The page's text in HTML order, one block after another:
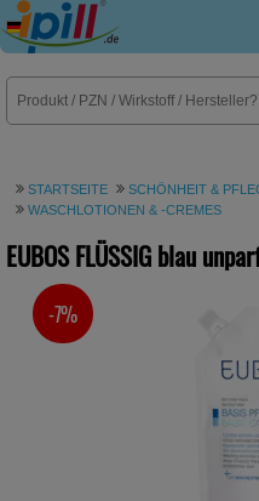
E-Rezept
STARTSEITE SCHÖNHEIT &
WASCHLOTIONEN & -CREMES
EUBOS FLÜSSIG blau
SIE SPAREN
-7%